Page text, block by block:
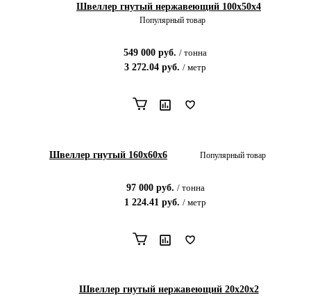
Швеллер гнутый нержавеющий 100х50х4
Популярный товар
549 000 руб. / тонна
3 272.04 руб. / метр
Швеллер гнутый 160х60х6 Популярный товар
97 000руб. / тонна
1 224.41 руб. / метр
Швеллер гнутый нержавеющий 20х20х2